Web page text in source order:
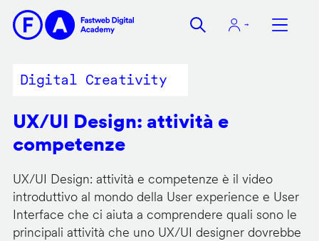
contenuto
Digital Creativity
UX/UI Design: attività e
competenze
UX/UI Design: attività e competenze è il video
introduttivo al mondo della User experience e User
Interface che ci aiuta a comprendere quali sono le
principali attività che uno UX/UI designer dovrebbe